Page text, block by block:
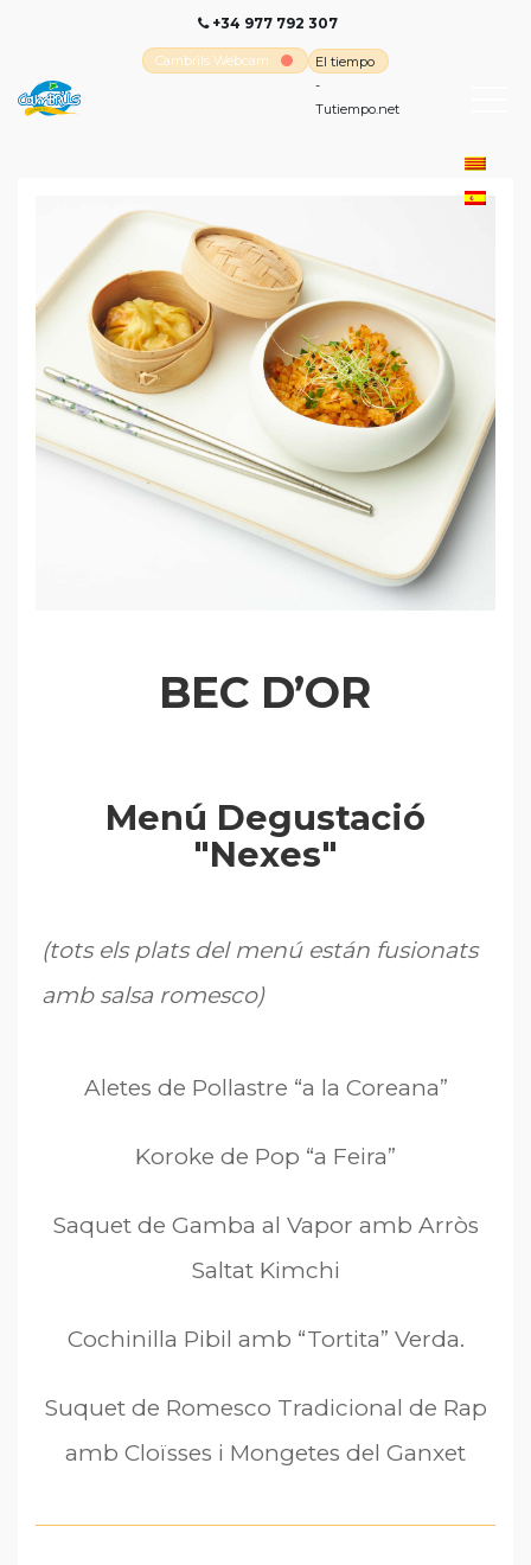
+34 977 792 307
Cambrils Webcam
El tiempo
-
Tutiempo.net
BEC D’OR
Menú Degustació
"Nexes"
(tots els plats del menú están fusionats
amb salsa romesco)
Aletes de Pollastre “a la Coreana”
Koroke de Pop “a Feira”
Saquet de Gamba al Vapor amb Arròs
Saltat Kimchi
Cochinilla Pibil amb “Tortita” Verda.
Suquet de Romesco Tradicional de Rap
amb Cloïsses i Mongetes del Ganxet